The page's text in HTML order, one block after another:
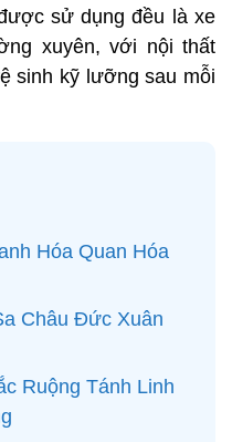
sử dụng đều là xe
xuyên, với nội thất
sinh kỹ lưỡng sau mỗi
Hóa Quan Hóa
Châu Đức Xuân
Ruộng Tánh Linh